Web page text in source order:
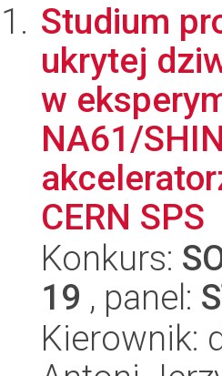
Studium
ukrytej
w
NA61/
CERN SPS
Konkurs:
19 , panel:
Kierownik: